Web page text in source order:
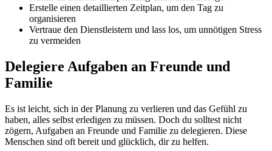
Erstelle einen detaillierten Zeitplan, um den Tag zu
organisieren
Vertraue den Dienstleistern und lass los, um unnötigen Stress
zu vermeiden
Delegiere Aufgaben an Freunde und
Familie
Es ist leicht, sich in der Planung zu verlieren und das Gefühl zu
haben, alles selbst erledigen zu müssen. Doch du solltest nicht
zögern, Aufgaben an Freunde und Familie zu delegieren. Diese
Menschen sind oft bereit und glücklich, dir zu helfen.